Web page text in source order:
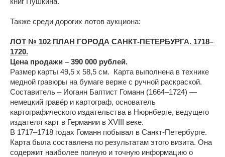
Также среди дорогих лотов аукциона:
ЛОТ № 102 ПЛАН ГОРОДА САНКТ-ПЕТЕРБУРГА. 1718–
1720.
Цена продажи – 390 000 рублей.
Размер карты 49,5 x 58,5 см. Карта выполнена в технике
медной гравюры на бумаге верже с ручной раскраской.
Составитель – Иоганн Баптист Гоманн (1664–1724) —
немецкий гравёр и картограф, основатель
картографического издательства в Нюрнберге, ведущего
издателя карт в Германии в XVIII веке.
В 1717–1718 годах Гоманн побывал в Санкт-Петербурге.
Карта была составлена по результатам этого визита. Она
содержит наиболее полную и точную информацию о